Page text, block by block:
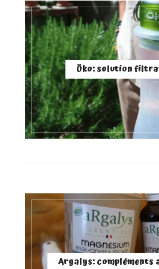
Öko: solution
Argalys: compléments